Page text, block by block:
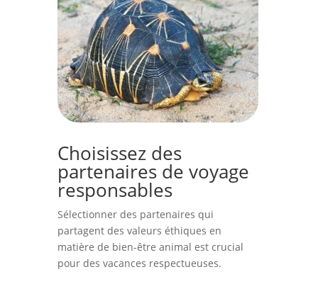
Choisissez des
partenaires de voyage
responsables
Sélectionner des partenaires qui
partagent des valeurs éthiques en
matière de bien-être animal est crucial
pour des vacances respectueuses.